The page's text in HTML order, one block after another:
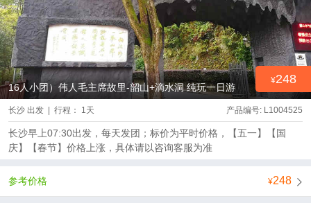
16人小团）伟人毛主席故里-韶山+滴水洞 纯玩一日游
248
产品编号: L1004525
长沙 出发 | 行程： 1天
长沙早上07:30出发，每天发团；标价为平时价格，【五一】【国
庆】【春节】价格上涨，具体请以咨询客服为准
248
参考价格